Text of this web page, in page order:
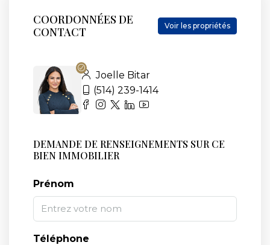
COORDONNÉES DE
CONTACT
Voir les propriétés
Joelle Bitar
(514) 239-1414
DEMANDE DE RENSEIGNEMENTS SUR CE
BIEN IMMOBILIER
Prénom
Téléphone